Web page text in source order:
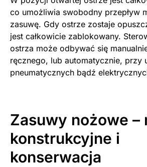
co umożliwia swobodny przepływ
zasuwę. Gdy ostrze zostaje
jest całkowicie zablokowany.
ostrza może odbywać się
ręcznego, lub automatycznie, przy
pneumatycznych bądź
Zasuwy nożowe –
konstrukcyjne i
konserwacja